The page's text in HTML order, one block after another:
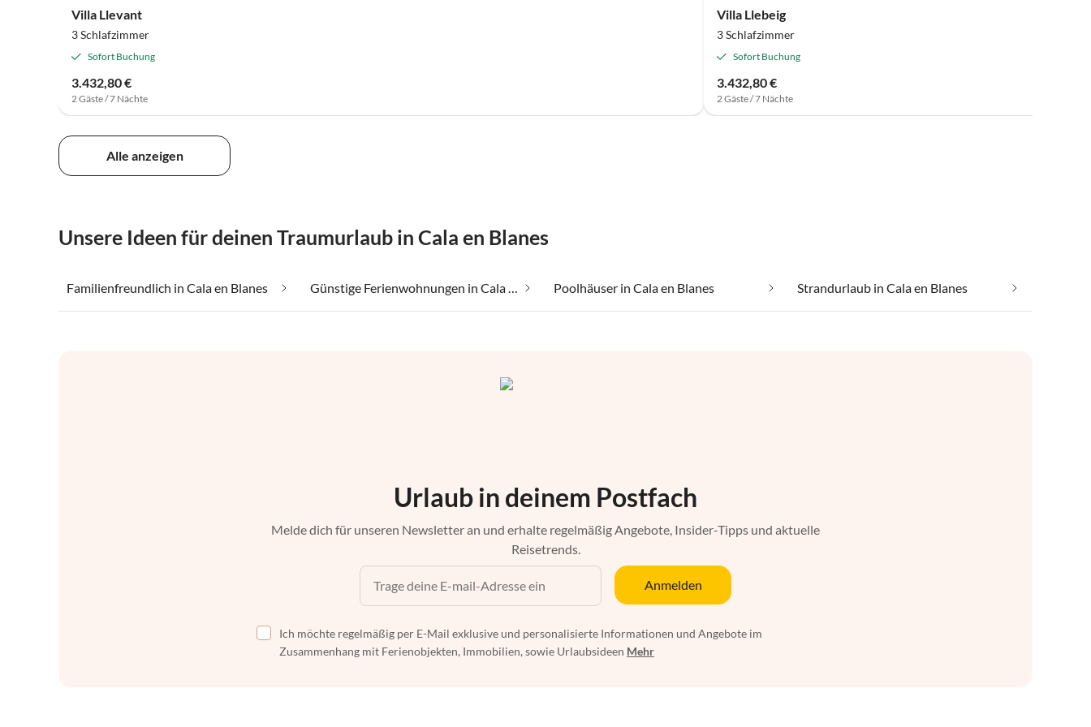
Villa Llevant
3 Schlafzimmer
Sofort Buchung
3.432,80 €
2 Gäste / 7 Nächte
Villa Llebeig
3 Schlafzimmer
Sofort Buchung
3.432,80 €
2 Gäste / 7 Nächte
Alle anzeigen
Unsere Ideen für deinen Traumurlaub in Cala en Blanes
Familienfreundlich in Cala en Blanes Günstige Ferienwohnungen in Cala en Blanes Poolhäuser in Cala en Blanes Strandurlaub in Cala en Blanes
Urlaub in deinem Postfach
Melde dich für unseren Newsletter an und erhalte regelmäßig Angebote, Insider-Tipps und aktuelle
Reisetrends.
Anmelden
Ich möchte regelmäßig per E-Mail exklusive und personalisierte Informationen und Angebote im
Zusammenhang mit Ferienobjekten, Immobilien, sowie Urlaubsideen Mehr